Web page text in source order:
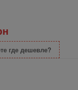
где дешевле?